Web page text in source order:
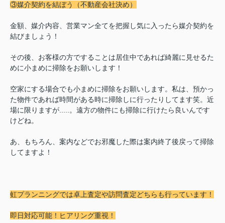
③媒介契約を結ぼう（不動産会社決め）
金額、媒介内容、営業マン全てを把握し気に入ったら媒介契約を
結びましょう！
その後、お客様の方ですることは居住中であれば綺麗に見せるた
めに小まめに掃除をお願いします！
空家にする場合でも小まめに掃除をお願いします。私は、預かっ
た物件であれば時間がある時に掃除しに行ったりしてます笑。近
場に限りますが.....。遠方の物件にも掃除に行けたら良いんです
けどね。
あ、もちろん、案内などでお邪魔した際は案内終了後戻って掃除
してますよ！
虹プランニングでは卓上査定や訪問査定どちらも行っています！
即日対応可能！ヒアリング重視！